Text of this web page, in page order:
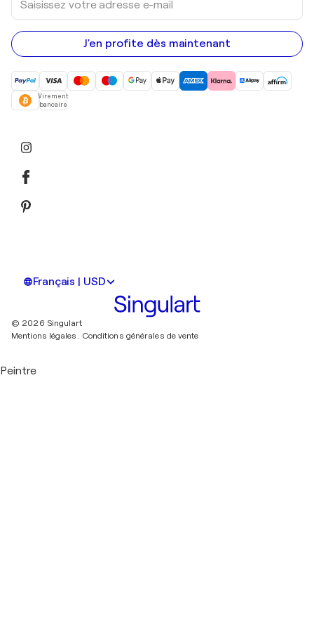
votre
adresse
e-
mail
J'en profite dès maintenant
Virement
bancaire
Français | USD
© 2026 Singulart
Mentions légales.
Conditions générales de vente
Peintre